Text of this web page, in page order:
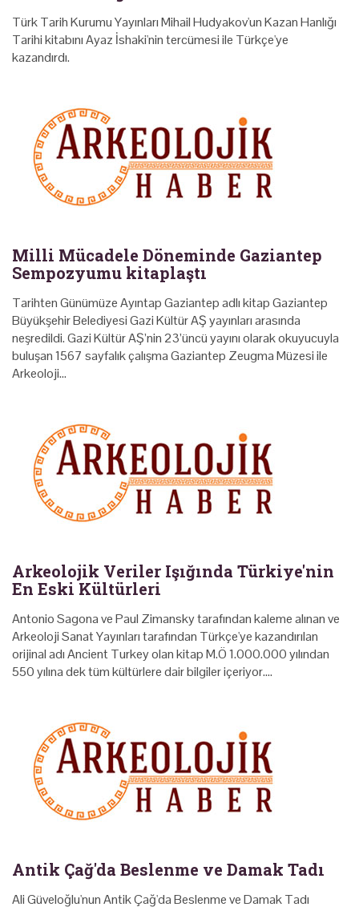
Türk Tarih Kurumu Yayınları Mihail Hudyakov'un Kazan Hanlığı
Tarihi kitabını Ayaz İshaki'nin tercümesi ile Türkçe'ye
kazandırdı.
Milli Mücadele Döneminde Gaziantep
Sempozyumu kitaplaştı
Tarihten Günümüze Ayıntap Gaziantep adlı kitap Gaziantep
Büyükşehir Belediyesi Gazi Kültür AŞ yayınları arasında
neşredildi. Gazi Kültür AŞ’nin 23’üncü yayını olarak okuyucuyla
buluşan 1567 sayfalık çalışma Gaziantep Zeugma Müzesi ile
Arkeoloji…
Arkeolojik Veriler Işığında Türkiye'nin
En Eski Kültürleri
Antonio Sagona ve Paul Zimansky tarafından kaleme alınan ve
Arkeoloji Sanat Yayınları tarafından Türkçe'ye kazandırılan
orijinal adı Ancient Turkey olan kitap M.Ö 1.000.000 yılından
550 yılına dek tüm kültürlere dair bilgiler içeriyor.…
Antik Çağ'da Beslenme ve Damak Tadı
Ali Güveloğlu'nun Antik Çağ'da Beslenme ve Damak Tadı